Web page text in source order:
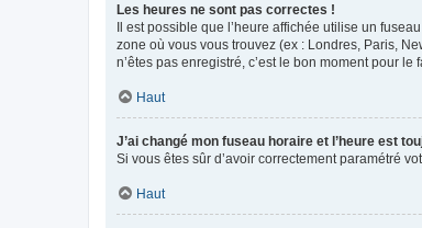
Les heures ne sont pas correctes !
Il est possible que l’heure affichée utilise un
zone où vous vous trouvez (ex : Londres, Paris,
n’êtes pas enregistré, c’est le bon moment pour le
Haut
J’ai changé mon fuseau horaire et l’heure est
Si vous êtes sûr d’avoir correctement paramétré
Haut